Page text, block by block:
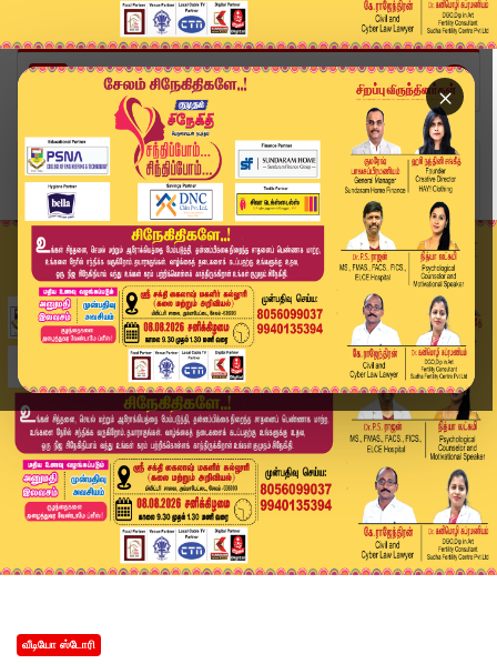
×
Home
வீடியோ ஸ்டோரி
Headlines Now | 1 PM Headline | 2 JUN 2025 | Ta...
வீடியோ ஸ்டோரி